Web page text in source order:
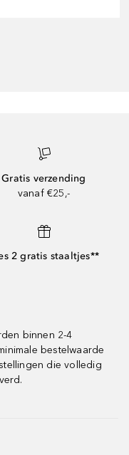
Gratis verzending
vanaf €25,-
2 gratis staaltjes**
binnen 2-4
bestelwaarde
die volledig